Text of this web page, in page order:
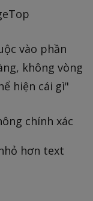
vào phần
không vòng
hiện cái gì"
chính xác
hơn text